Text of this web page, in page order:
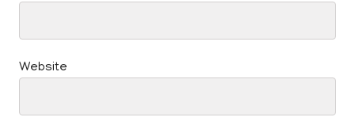
Website